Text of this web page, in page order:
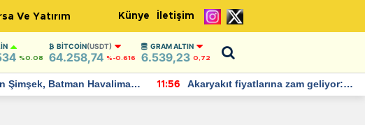
Ve Yatırım Künye İletişim
%0.08
BITCOIN(USDT)
64.258,74 %-0.616
GRAM ALTIN
6.539,23 0,72
Şimşek, Batman Havalimanı
verici açıklamalarda
11:56
Akaryakıt fiyatlarına zam geliyor:
Yeni tarih açıklandı